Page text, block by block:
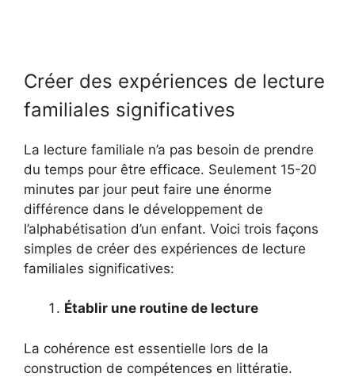
Créer des expériences de lecture
familiales significatives
La lecture familiale n’a pas besoin de prendre
du temps pour être efficace. Seulement 15-20
minutes par jour peut faire une énorme
différence dans le développement de
l’alphabétisation d’un enfant. Voici trois façons
simples de créer des expériences de lecture
familiales significatives:
Établir une routine de lecture
La cohérence est essentielle lors de la
construction de compétences en littératie.